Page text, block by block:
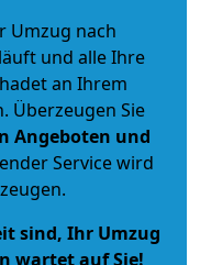
Umzug nach
und alle Ihre
an Ihrem
Überzeugen Sie
Angeboten und
Service wird
sind, Ihr Umzug
wartet auf Sie!